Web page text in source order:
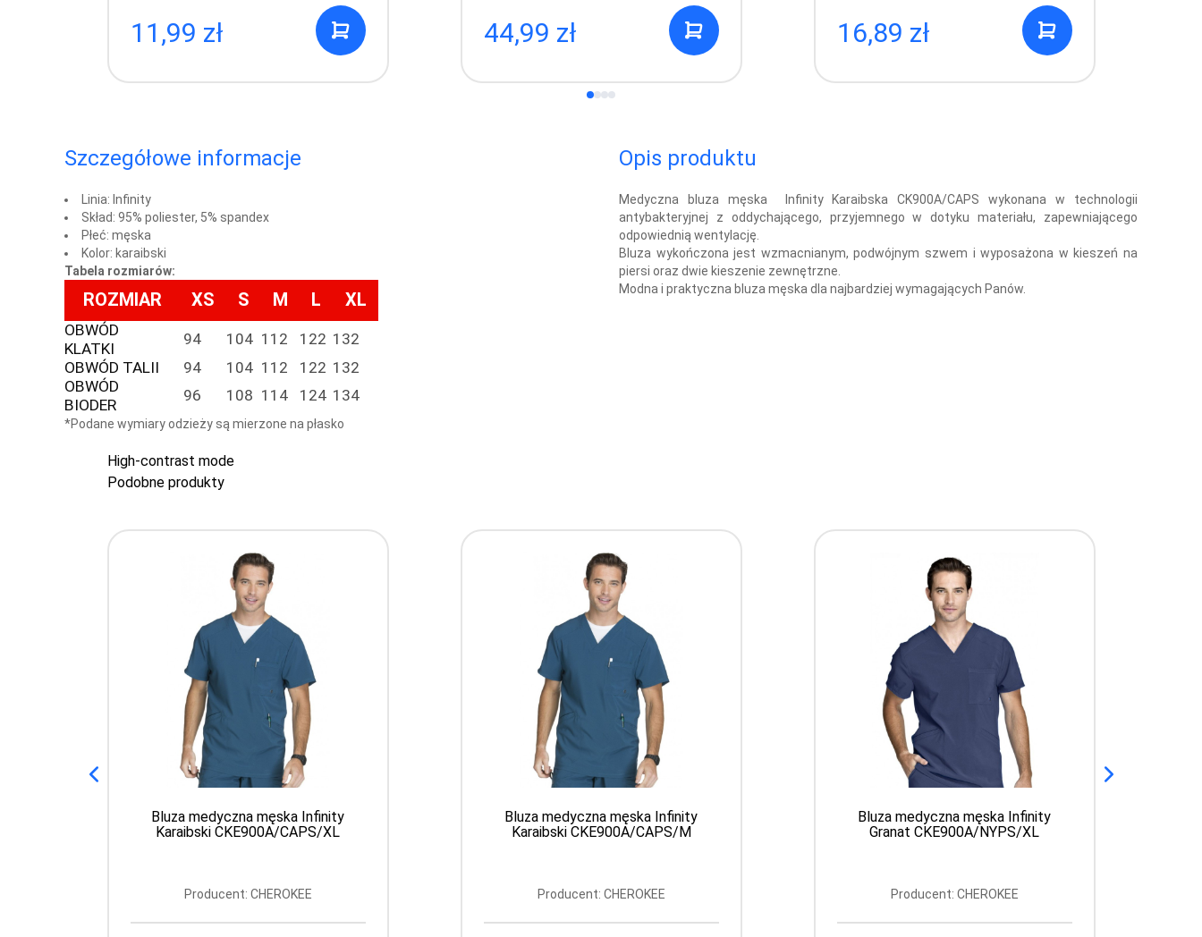
11,99 zł 44,99 zł 16,89 zł
Szczegółowe informacje
Linia: Infinity
Skład: 95% poliester, 5% spandex
Płeć: męska
Kolor: karaibski
Tabela rozmiarów:
ROZMIAR XS S M L XL
OBWÓD
KLATKI
94 104 112 122 132
OBWÓD TALII
94 104 112 122 132
OBWÓD
BIODER
96 108 114 124 134
*Podane wymiary odzieży są mierzone na płasko
Opis produktu
Medyczna bluza męska Infinity Karaibska CK900A/CAPS wykonana w technologii
antybakteryjnej z oddychającego, przyjemnego w dotyku materiału, zapewniającego
odpowiednią wentylację.
Bluza wykończona jest wzmacnianym, podwójnym szwem i wyposażona w kieszeń na
piersi oraz dwie kieszenie zewnętrzne.
Modna i praktyczna bluza męska dla najbardziej wymagających Panów.
High-contrast mode
Podobne produkty
Bluza medyczna męska Infinity
Karaibski CKE900A/CAPS/XL
Producent: CHEROKEE
Bluza medyczna męska Infinity
Karaibski CKE900A/CAPS/M
Producent: CHEROKEE
Bluza medyczna męska Infinity
Granat CKE900A/NYPS/XL
Producent: CHEROKEE